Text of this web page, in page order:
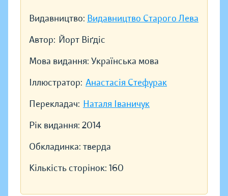
Видавництво: Видавництво Старого Лева
Автор: Йорт Віґдіс
Мова видання: Українська мова
Іллюстратор: Анастасія Стефурак
Перекладач: Наталя Іваничук
Рік видання: 2014
Обкладинка: тверда
Кількість сторінок: 160